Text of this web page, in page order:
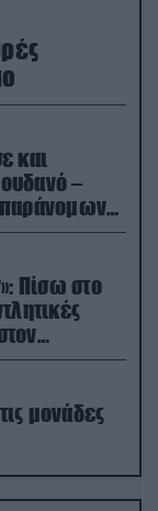
και
–
παράνομων
Πίσω στο
μονάδες